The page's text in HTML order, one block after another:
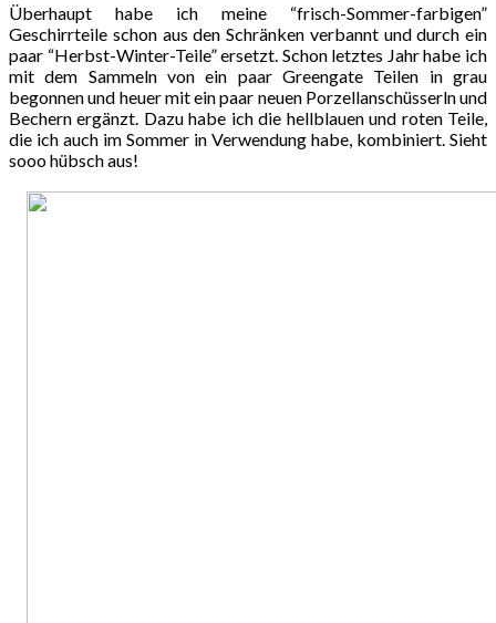
Überhaupt habe ich meine “frisch-Sommer-farbigen”
Geschirrteile schon aus den Schränken verbannt und durch ein
paar “Herbst-Winter-Teile” ersetzt. Schon letztes Jahr habe ich
mit dem Sammeln von ein paar Greengate Teilen in grau
begonnen und heuer mit ein paar neuen Porzellanschüsserln und
Bechern ergänzt. Dazu habe ich die hellblauen und roten Teile,
die ich auch im Sommer in Verwendung habe, kombiniert. Sieht
sooo hübsch aus!